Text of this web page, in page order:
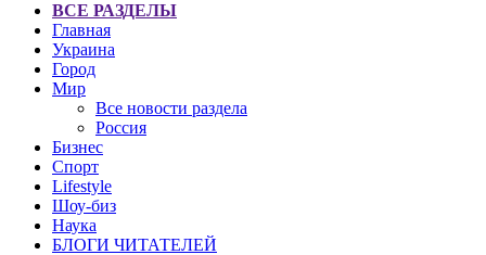
ВСЕ РАЗДЕЛЫ
Главная
Украина
Город
Мир
Все новости раздела
Россия
Бизнес
Спорт
Lifestyle
Шоу-биз
Наука
БЛОГИ ЧИТАТЕЛЕЙ